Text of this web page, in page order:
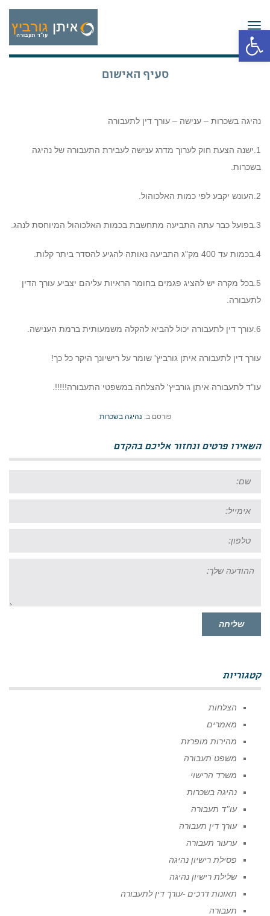
פתח סרגל נגישות
תפריט
סעיף האישום
נהיגה בשכרות – ענישה – עורך דין לתעבורה
1.ישנה הצעת חוק לערוך מדרג ענישה לעבירת התעבורה של נהיגה
בשכרות.
2.העונש יקבע לפי כמות האלכוהול.
3.בפועל כבר עתה התביעה מתחשבת בכמות האלכוהול המיוחסת לנהג.
4.בכמות עד 400 מק"ג התביעה נאותה להגיע להסדר ביתר קלות.
5.בכל מקרה יש להציג פגמים בחומר הראיות עליהם יצביע עורך הדין
לתעבורה.
6.עורך דין לתעבורה יכול להביא להקלה משמעותית ברמת הענישה.
עורך דין לתעבורה איתן גורביץ' שומר על רישיונך היקר כל כך!
עו"ד לתעבורה איתן גורביץ' להצלחה במשפטי התעבורה!!!!!.
פורסם ב: נהיגה בשכרות
השאירו פרטים ונחזור אליכם בהקדם
שלך:
שליחה
קטגוריות
הצלחות
מאמרים
מהירות מופרזת
משפט תעבורה
משרד הרישוי
נהיגה בשכרות
עו"ד תעבורה
עורך דין תעבורה
ערעור תעבורה
פסילת רישיון נהיגה
שלילת רישיון נהיגה
תאונות דרכים -עורך דין לתעבורה
תעבורה